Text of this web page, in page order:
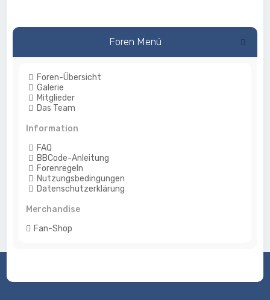
Foren Menü
Foren-Übersicht
Galerie
Mitglieder
Das Team
Information
FAQ
BBCode-Anleitung
Forenregeln
Nutzungsbedingungen
Datenschutzerklärung
Merchandise
Fan-Shop